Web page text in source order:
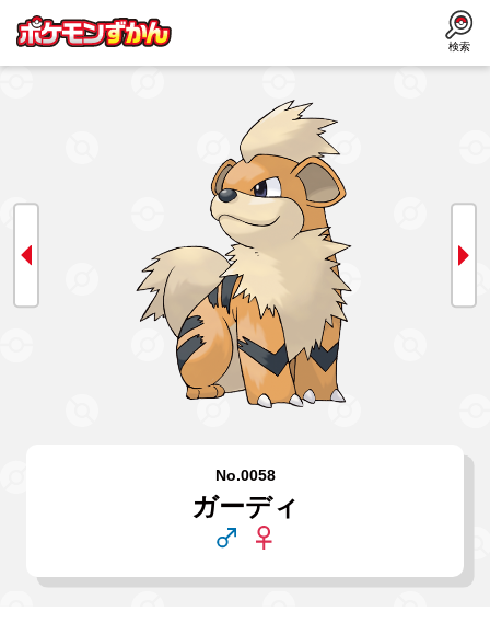
検索
No.0058
ガーディ